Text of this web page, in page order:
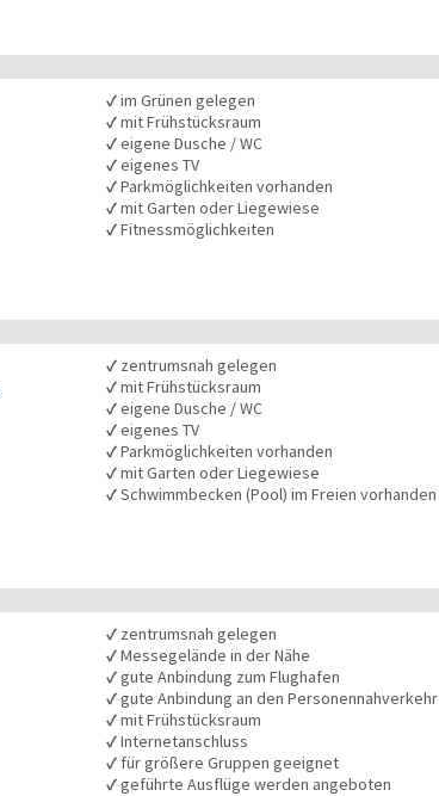
✓im Grünen gelegen
✓mit Frühstücksraum
✓eigene Dusche / WC
✓eigenes TV
✓Parkmöglichkeiten vorhanden
✓mit Garten oder Liegewiese
✓Fitnessmöglichkeiten
✓ zentrumsnah gelegen
✓mit Frühstücksraum
✓eigene Dusche / WC
✓eigenes TV
✓Parkmöglichkeiten vorhanden
✓mit Garten oder Liegewiese
✓Schwimmbecken (Pool) im Freien vorhanden
✓ zentrumsnah gelegen
✓Messegelände in der Nähe
✓gute Anbindung zum Flughafen
✓gute Anbindung an den Personennahverkehr
✓mit Frühstücksraum
✓Internetanschluss
✓ für größere Gruppen geeignet
✓geführte Ausflüge werden angeboten